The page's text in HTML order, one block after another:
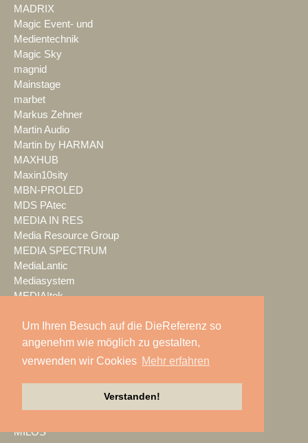
Um Ihren Besuch auf die DieReferenz so
angenehm wie möglich zu gestalten,
verwenden wir Cookies Mehr erfahren
Verstanden!
MADRIX
Magic Event- und
Medientechnik
Magic Sky
magnid
Mainstage
marbet
Markus Zehner
Martin Audio
Martin by HARMAN
MAXHUB
Maxin10sity
MBN-PROLED
MDS PAtec
MEDIA IN RES
Media Resource Group
MEDIA SPECTRUM
MediaLantic
Mediasystem
MEDIA|tek
Mega Audio
Megaforce
MEGATECH
Mersive
MILOS